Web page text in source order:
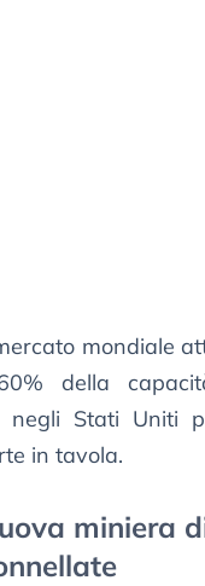
mondiale
della
negli Stati Uniti
in tavola.
miniera